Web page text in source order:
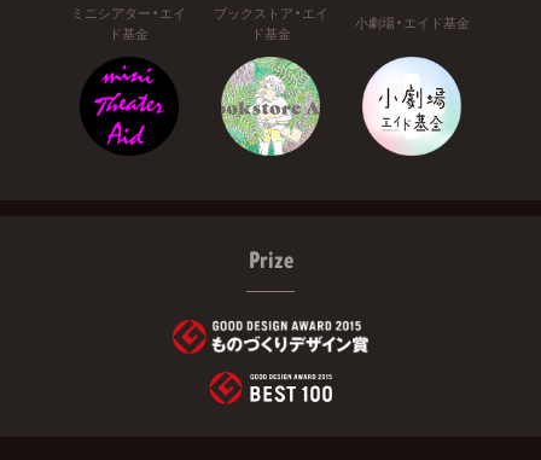
ミニシアター・エイ
ド基金
ブックストア・エイ
ド基金
小劇場・エイド基金
Prize